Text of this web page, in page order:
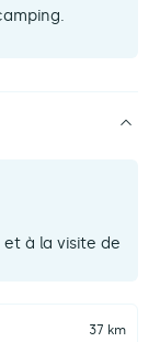
à la visite de
37 km